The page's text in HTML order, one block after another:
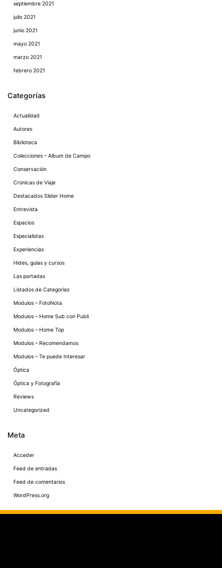
septiembre 2021
julio 2021
junio 2021
mayo 2021
marzo 2021
febrero 2021
Categorías
Actualidad
Autores
Biblioteca
Colecciones – Album de Campo
Conservación
Cronicas de Viaje
Destacados Slider Home
Entrevista
Espacios
Especialistas
Experiencias
Hides, guías y cursos
Las portadas
Listados de Categorías
Modulos – FotoNota
Modulos – Home Sub con Publi
Modulos – Home Top
Modulos – Recomendamos
Modulos – Te puede Interesar
Óptica
Óptica y Fotografía
Reviews
Uncategorized
Meta
Acceder
Feed de entradas
Feed de comentarios
WordPress.org